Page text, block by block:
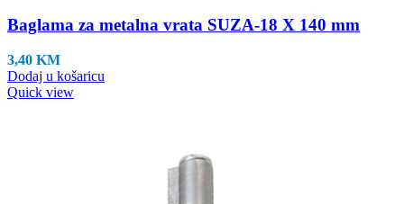
Baglama za metalna vrata SUZA-18 X 140 mm
3,40 KM
Dodaj u košaricu
Quick view